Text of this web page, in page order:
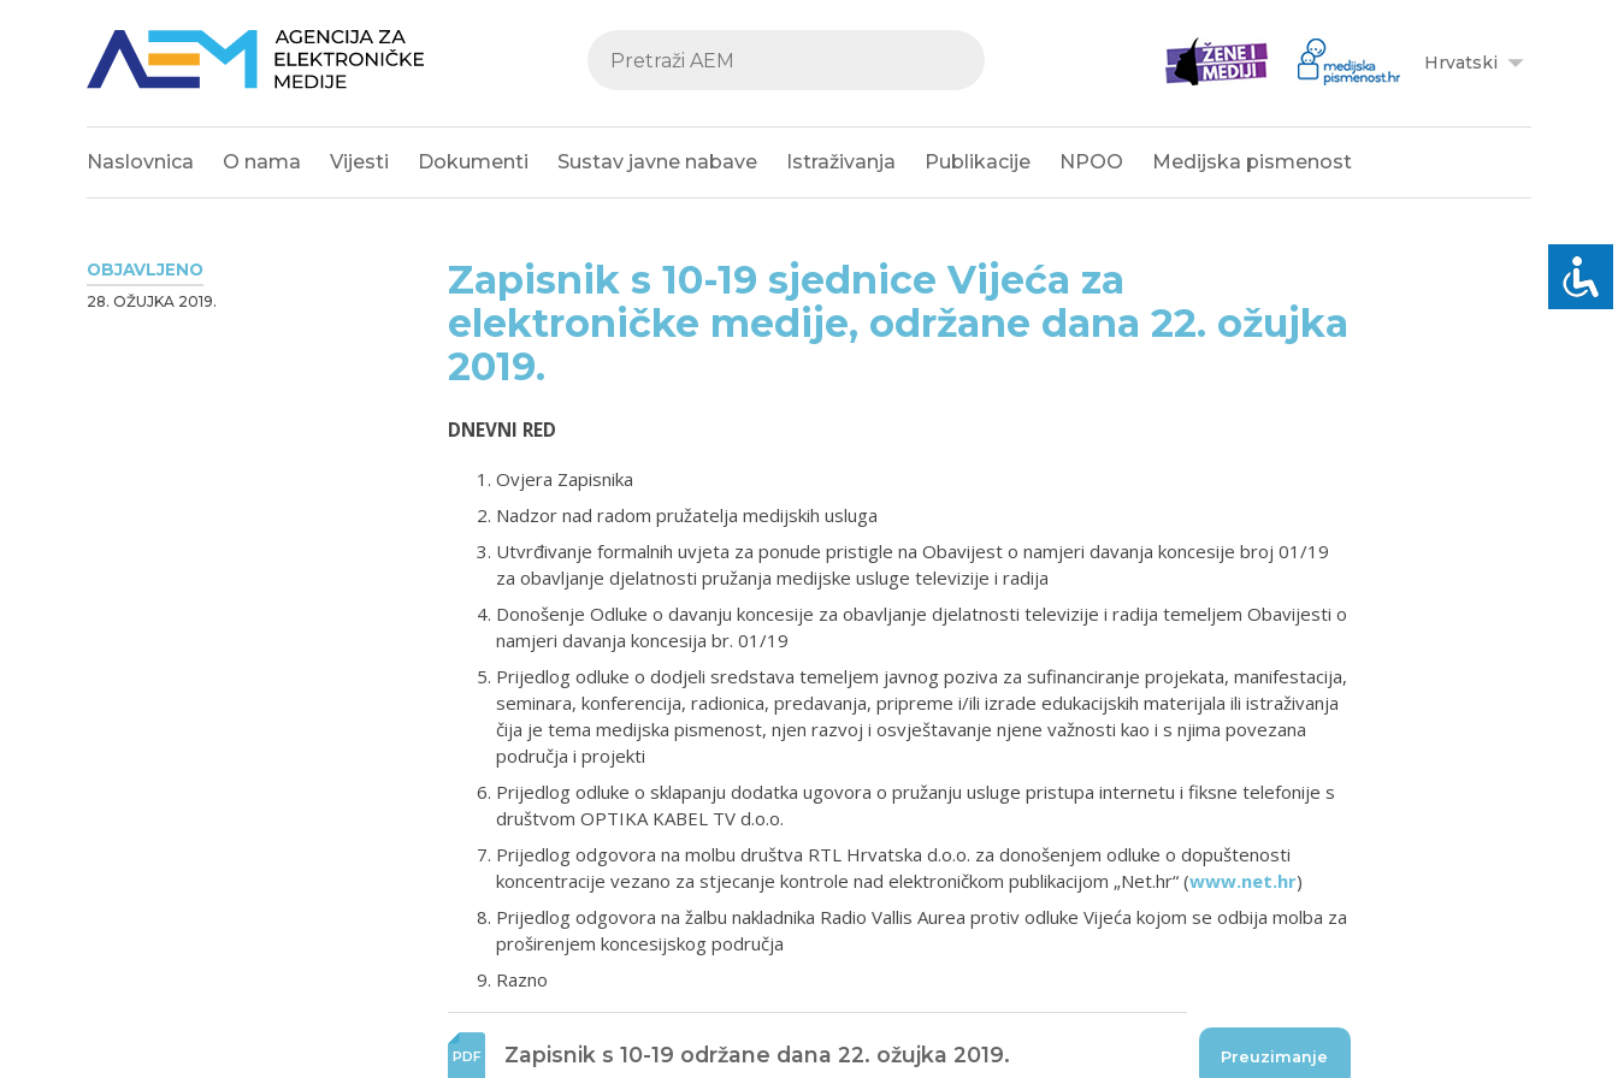
Hrvatski
Naslovnica O nama Vijesti Dokumenti Sustav javne nabave Istraživanja Publikacije NPOO Medijska pismenost
OBJAVLJENO
28. OŽUJKA 2019.
Zapisnik s 10-19 sjednice Vijeća za
elektroničke medije, održane dana 22. ožujka
2019.
DNEVNI RED
Ovjera Zapisnika
Nadzor nad radom pružatelja medijskih usluga
Utvrđivanje formalnih uvjeta za ponude pristigle na Obavijest o namjeri davanja koncesije broj 01/19
za obavljanje djelatnosti pružanja medijske usluge televizije i radija
Donošenje Odluke o davanju koncesije za obavljanje djelatnosti televizije i radija temeljem Obavijesti o
namjeri davanja koncesija br. 01/19
Prijedlog odluke o dodjeli sredstava temeljem javnog poziva za sufinanciranje projekata, manifestacija,
seminara, konferencija, radionica, predavanja, pripreme i/ili izrade edukacijskih materijala ili istraživanja
čija je tema medijska pismenost, njen razvoj i osvještavanje njene važnosti kao i s njima povezana
područja i projekti
Prijedlog odluke o sklapanju dodatka ugovora o pružanju usluge pristupa internetu i fiksne telefonije s
društvom OPTIKA KABEL TV d.o.o.
Prijedlog odgovora na molbu društva RTL Hrvatska d.o.o. za donošenjem odluke o dopuštenosti
koncentracije vezano za stjecanje kontrole nad elektroničkom publikacijom „Net.hr“ (www.net.hr)
Prijedlog odgovora na žalbu nakladnika Radio Vallis Aurea protiv odluke Vijeća kojom se odbija molba za
proširenjem koncesijskog područja
Razno
Zapisnik s 10-19 održane dana 22. ožujka 2019. Preuzimanje